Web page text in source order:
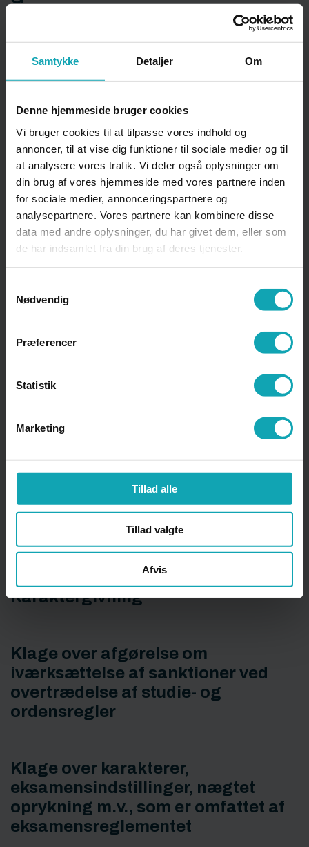
Samtykke Detaljer Om
Denne hjemmeside bruger cookies
Vi bruger cookies til at tilpasse vores indhold og
annoncer, til at vise dig funktioner til sociale medier og til
at analysere vores trafik. Vi deler også oplysninger om
din brug af vores hjemmeside med vores partnere inden
for sociale medier, annonceringspartnere og
analysepartnere. Vores partnere kan kombinere disse
data med andre oplysninger, du har givet dem, eller som
de har indsamlet fra din brug af deres tjenester.
Nødvendig
Præferencer
Statistik
Marketing
Tillad alle
Tillad valgte
Afvis
Gallafest
Gratis morgenmad
ID-dag
Introduktionstur
K
Kantinen
Karaktergivning
Klage over afgørelse om
iværksættelse af sanktioner ved
overtrædelse af studie- og
ordensregler
Klage over karakterer,
eksamensindstillinger, nægtet
oprykning m.v., som er omfattet af
eksamensreglementet